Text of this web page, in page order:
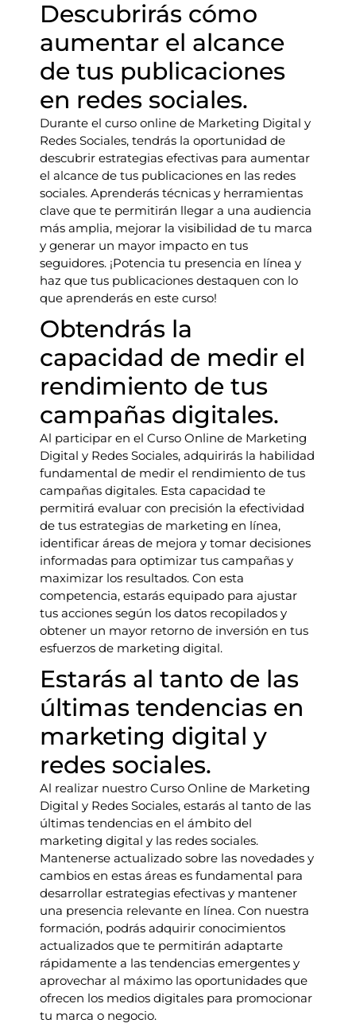
Descubrirás cómo
aumentar el alcance
de tus publicaciones
en redes sociales.
Durante el curso online de Marketing Digital y
Redes Sociales, tendrás la oportunidad de
descubrir estrategias efectivas para aumentar
el alcance de tus publicaciones en las redes
sociales. Aprenderás técnicas y herramientas
clave que te permitirán llegar a una audiencia
más amplia, mejorar la visibilidad de tu marca
y generar un mayor impacto en tus
seguidores. ¡Potencia tu presencia en línea y
haz que tus publicaciones destaquen con lo
que aprenderás en este curso!
Obtendrás la
capacidad de medir el
rendimiento de tus
campañas digitales.
Al participar en el Curso Online de Marketing
Digital y Redes Sociales, adquirirás la habilidad
fundamental de medir el rendimiento de tus
campañas digitales. Esta capacidad te
permitirá evaluar con precisión la efectividad
de tus estrategias de marketing en línea,
identificar áreas de mejora y tomar decisiones
informadas para optimizar tus campañas y
maximizar los resultados. Con esta
competencia, estarás equipado para ajustar
tus acciones según los datos recopilados y
obtener un mayor retorno de inversión en tus
esfuerzos de marketing digital.
Estarás al tanto de las
últimas tendencias en
marketing digital y
redes sociales.
Al realizar nuestro Curso Online de Marketing
Digital y Redes Sociales, estarás al tanto de las
últimas tendencias en el ámbito del
marketing digital y las redes sociales.
Mantenerse actualizado sobre las novedades y
cambios en estas áreas es fundamental para
desarrollar estrategias efectivas y mantener
una presencia relevante en línea. Con nuestra
formación, podrás adquirir conocimientos
actualizados que te permitirán adaptarte
rápidamente a las tendencias emergentes y
aprovechar al máximo las oportunidades que
ofrecen los medios digitales para promocionar
tu marca o negocio.